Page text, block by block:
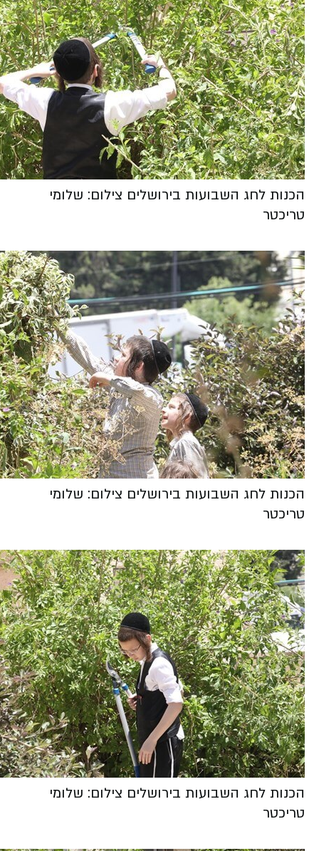
הכנות לחג השבועות בירושלים צילום: שלומי
טריכטר
הכנות לחג השבועות בירושלים צילום: שלומי
טריכטר
הכנות לחג השבועות בירושלים צילום: שלומי
טריכטר